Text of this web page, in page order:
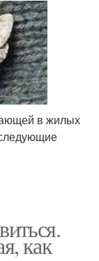
в жилых
как